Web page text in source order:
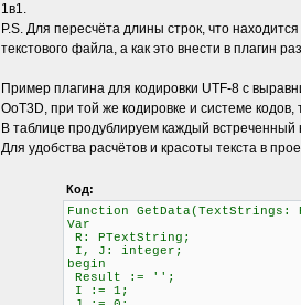
1в1.
P.S. Для пересчёта длины строк, что
текстового файла, а как это внести в плагин
Пример плагина для кодировки UTF-8 с
OoT3D, при той же кодировке и системе
В таблице продублируем каждый
Для удобства расчётов и красоты текста в
Код:
Function
Var
R: PTextString;
I, J: integer;
begin
Result := '';
I := 1; \\ Счётчик